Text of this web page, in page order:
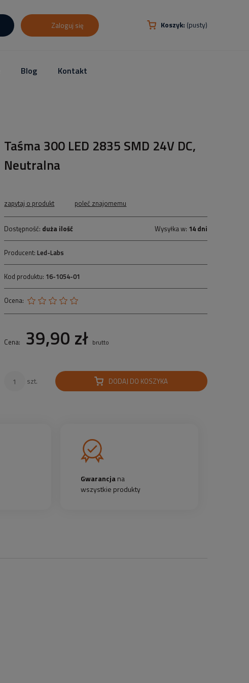
Koszyk: (pusty)
Zaloguj się
Blog Kontakt
Taśma 300 LED 2835 SMD 24V DC,
Neutralna
zapytaj o produkt poleć znajomemu
Dostępność: duża ilość Wysyłka w: 14 dni
Producent:Led-Labs
Kod produktu: 16-1054-01
Ocena:
Cena: 39,90 zł brutto
szt. DODAJ DO KOSZYKA
Gwarancjana
wszystkie produkty